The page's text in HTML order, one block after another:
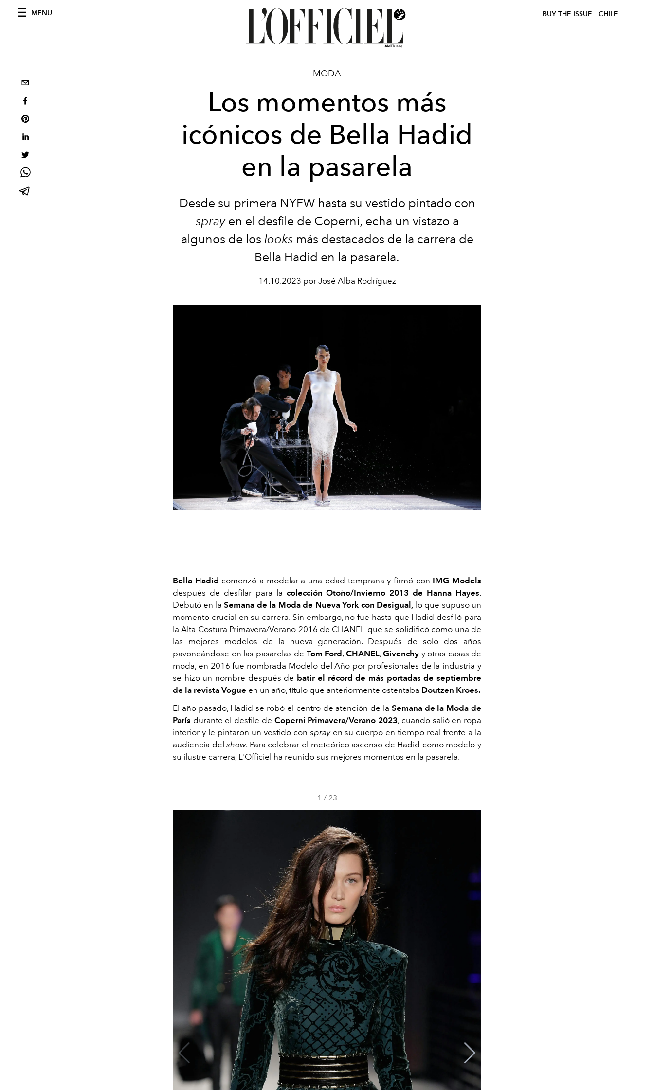
MENU BUY THE ISSUE CHILE
MODA
Los momentos más
icónicos de Bella Hadid
en la pasarela
Desde su primera NYFW hasta su vestido pintado con
sprayen el desfile de Coperni, echa un vistazo a
algunos de los looks más destacados de la carrera de
Bella Hadid en la pasarela.
14.10.2023 por José Alba Rodríguez
Bella Hadid comenzó a modelar a una edad temprana y firmó con IMG Models
después de desfilar para la colección Otoño/Invierno 2013 de Hanna Hayes.
Debutó en laSemana de la Moda de Nueva York con Desigual, lo que supuso un
momento crucial en su carrera. Sin embargo, no fue hasta que Hadid desfiló para
la Alta Costura Primavera/Verano 2016 de CHANEL que se solidificó como una de
las mejores modelos de la nueva generación. Después de solo dos años
pavoneándose en las pasarelas de Tom Ford, CHANEL, Givenchy y otras casas de
moda, en 2016 fue nombrada Modelo del Año por profesionales de la industria y
se hizo un nombre después de batir el récord de más portadas de septiembre
de la revista Vogue en un año, título que anteriormente ostentaba Doutzen Kroes.
El año pasado, Hadid se robó el centro de atención de la Semana de la Moda de
París durante el desfile de Coperni Primavera/Verano 2023, cuando salió en ropa
interior y le pintaron un vestido con sprayen su cuerpo en tiempo real frente a la
audiencia delshow. Para celebrar el meteórico ascenso de Hadid como modelo y
su ilustre carrera, L'Officiel ha reunido sus mejores momentos en la pasarela.
1 / 23